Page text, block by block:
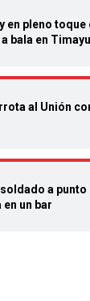
en pleno
bala en
al Unión
soldado a
un bar